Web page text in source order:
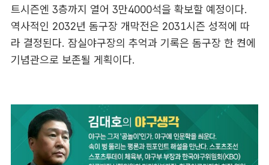
트시즌엔 3층까지 열어 3만4000석을 확보할 예정이다.
역사적인 2032년 돔구장 개막전은 2031시즌 성적에 따
라 결정된다. 잠실야구장의 추억과 기록은 돔구장 한 켠에
기념관으로 보존될 게획이다.